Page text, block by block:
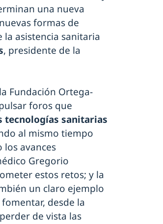
una nueva
formas de
la asistencia sanitaria
, presidente de la
Fundación Ortega-
foros que
tecnologías sanitarias
al mismo tiempo
avances
Gregorio
estos retos; y la
un claro ejemplo
desde la
de vista las